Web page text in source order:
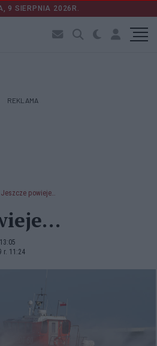
9 SIERPNIA 2026R.
REKLAMA
Jeszcze powieje…
r. 11:24